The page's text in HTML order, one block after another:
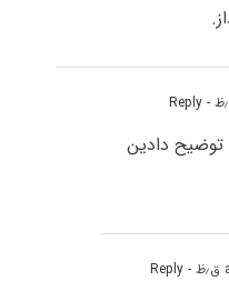
- Reply
توضیح دادین
- Reply